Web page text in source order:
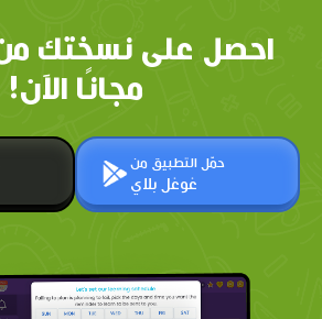
احصل على نسختك
مجانًا الآن!
حمّل التطبيق من
غوغل بلاي